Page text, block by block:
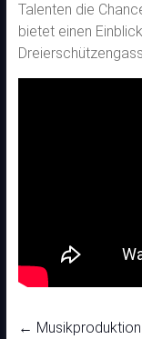
Talenten die
bietet einen
←